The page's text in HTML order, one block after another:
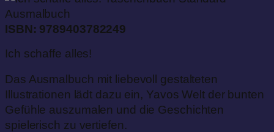
Ausmalbuch
ISBN: 9789403782249
Ich schaffe alles!
Das Ausmalbuch mit liebevoll gestalteten
Illustrationen lädt dazu ein, Yavos Welt der bunten
Gefühle auszumalen und die Geschichten
spielerisch zu vertiefen.